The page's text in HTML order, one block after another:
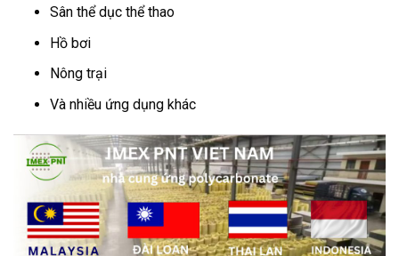
Sân thể dục thể thao
Hồ bơi
Nông trại
Và nhiều ứng dụng khác